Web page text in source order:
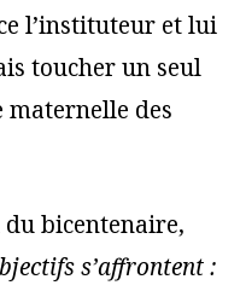
l’instituteur et lui
toucher un seul
maternelle des
bicentenaire,
s’affrontent :